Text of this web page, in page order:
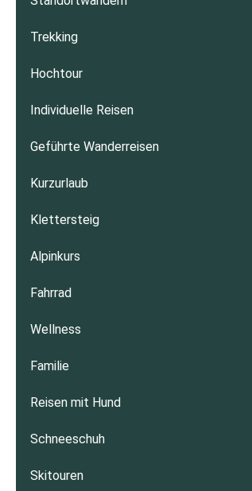
Trekking
Hochtour
Individuelle Reisen
Geführte Wanderreisen
Kurzurlaub
Klettersteig
Alpinkurs
Fahrrad
Wellness
Familie
Reisen mit Hund
Schneeschuh
Skitouren